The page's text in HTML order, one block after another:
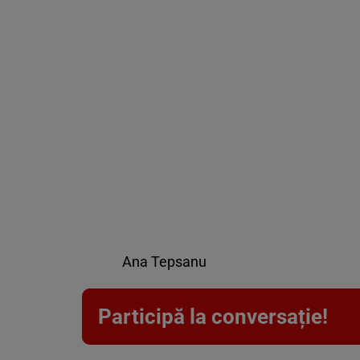
Ana Tepsanu
Participă la conversație!